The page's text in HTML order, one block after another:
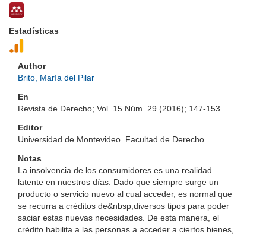
Estadísticas
Author
Brito, María del Pilar
En
Revista de Derecho; Vol. 15 Núm. 29 (2016); 147-153
Editor
Universidad de Montevideo. Facultad de Derecho
Notas
La insolvencia de los consumidores es una realidad
latente en nuestros días. Dado que siempre surge un
producto o servicio nuevo al cual acceder, es normal que
se recurra a créditos de&nbsp;diversos tipos para poder
saciar estas nuevas necesidades. De esta manera, el
crédito habilita a las personas a acceder a ciertos bienes,